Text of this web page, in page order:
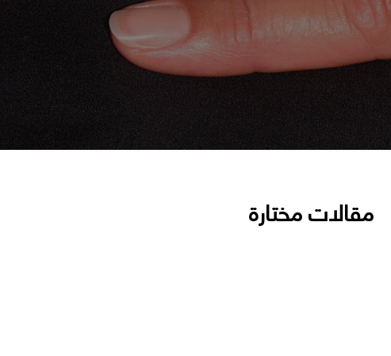
مقالات مختارة